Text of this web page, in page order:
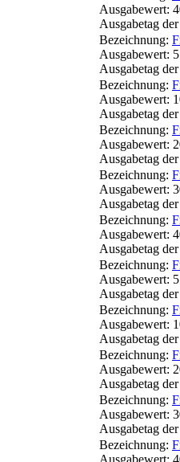
Ausgabewert:
Ausgabetag
Bezeichnung:
Ausgabewert:
Ausgabetag
Bezeichnung:
Ausgabewert:
Ausgabetag
Bezeichnung:
Ausgabewert:
Ausgabetag
Bezeichnung:
Ausgabewert:
Ausgabetag
Bezeichnung:
Ausgabewert:
Ausgabetag
Bezeichnung:
Ausgabewert:
Ausgabetag
Bezeichnung:
Ausgabewert:
Ausgabetag
Bezeichnung:
Ausgabewert:
Ausgabetag
Bezeichnung:
Ausgabewert:
Ausgabetag
Bezeichnung:
Ausgabewert: